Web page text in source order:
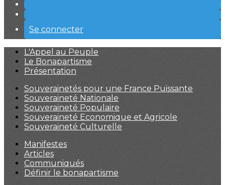
Se connecter
L'Appel au Peuple
Le Bonapartisme
Présentation
Souverainetés pour une France Puissante
Souveraineté Nationale
Souveraineté Populaire
Souveraineté Economique et Agricole
Souveraineté Culturelle
Manifestes
Articles
Communiqués
Définir le bonapartisme